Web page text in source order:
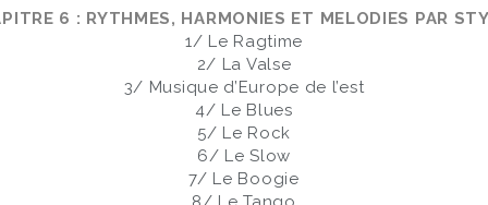
6 : RYTHMES, HARMONIES ET MELODIES PAR
1/ Le Ragtime
2/ La Valse
3/ Musique d’Europe de l’est
4/ Le Blues
5/ Le Rock
6/ Le Slow
7/ Le Boogie